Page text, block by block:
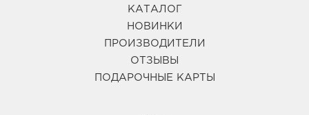
КАТАЛОГ
НОВИНКИ
ПРОИЗВОДИТЕЛИ
ОТЗЫВЫ
ПОДАРОЧНЫЕ КАРТЫ